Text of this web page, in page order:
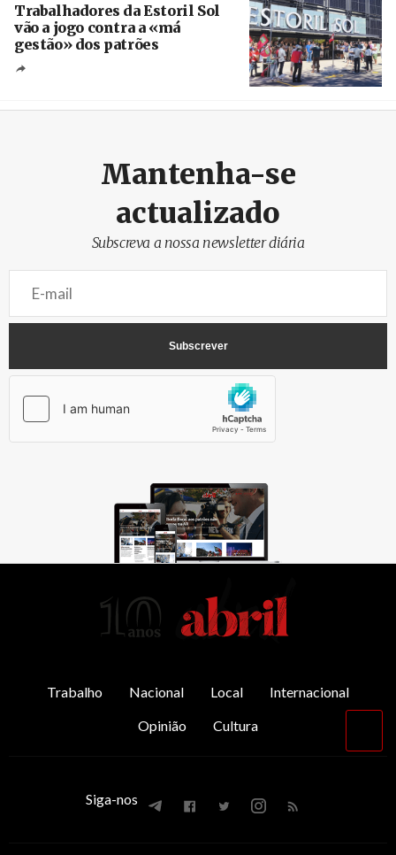
Trabalhadores da Estoril Sol
vão a jogo contra a «má
gestão» dos patrões
Mantenha-se
actualizado
Subscreva a nossa newsletter diária
Trabalho Nacional Local
Internacional
Opinião
Cultura
Siga-nos